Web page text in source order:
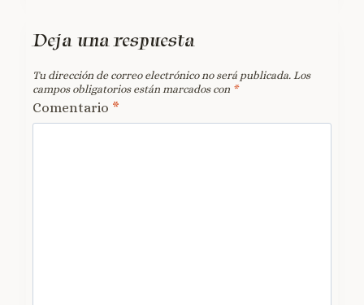
Deja una respuesta
Tu dirección de correo electrónico no será publicada. Los
campos obligatorios están marcados con *
Comentario *